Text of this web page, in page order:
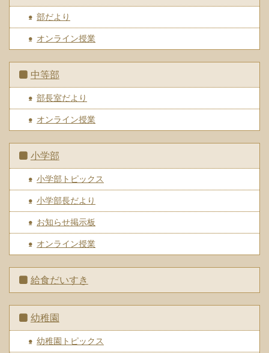
部だより
オンライン授業
中等部
部長室だより
オンライン授業
小学部
小学部トピックス
小学部長だより
お知らせ掲示板
オンライン授業
給食だいすき
幼稚園
幼稚園トピックス